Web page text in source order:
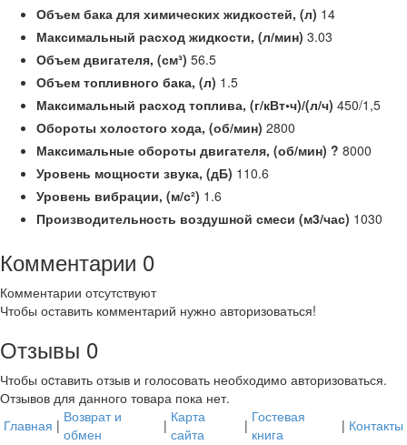
Объем бака для химических жидкостей, (л) 14
Максимальный расход жидкости, (л/мин) 3.03
Объем двигателя, (см³) 56.5
Объем топливного бака, (л) 1.5
Максимальный расход топлива, (г/кВт•ч)/(л/ч) 450/1,5
Обороты холостого хода, (об/мин) 2800
Максимальные обороты двигателя, (об/мин) ? 8000
Уровень мощности звука, (дБ) 110.6
Уровень вибрации, (м/с²) 1.6
Производительность воздушной смеси (м3/час) 1030
Комментарии 0
Комментарии отсутствуют
Чтобы оставить комментарий нужно авторизоваться!
Отзывы 0
Чтобы оcтавить отзыв и голосовать необходимо авторизоваться.
Отзывов для данного товара пока нет.
Главная | Возврат и
обмен
| Карта
сайта
| Гостевая
книга
| Контакты